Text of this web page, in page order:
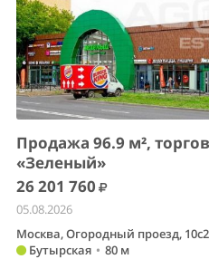
Продажа 96.9 м²,
«Зеленый»
26 201 760
05.08.2026
Москва, Огородный проезд, 10с2
Бутырская • 80 м